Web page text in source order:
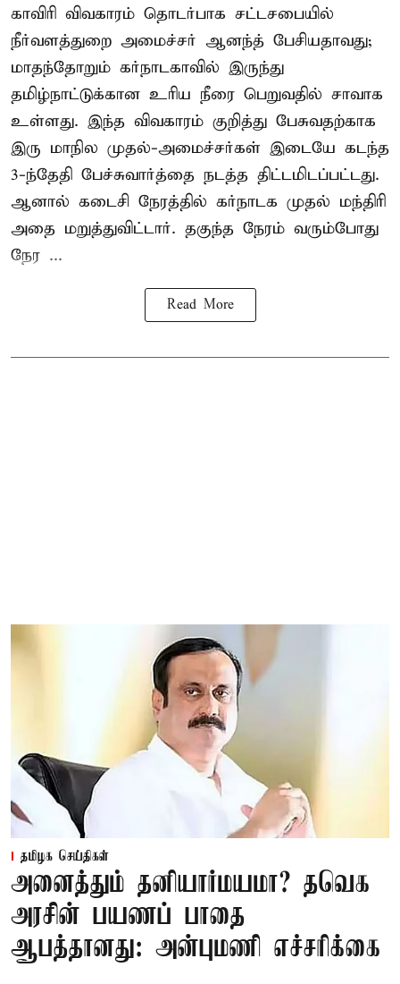
காவிரி விவகாரம் தொடர்பாக சட்டசபையில்
நீர்வளத்துறை அமைச்சர் ஆனந்த் பேசியதாவது;
மாதந்தோறும் கர்நாடகாவில் இருந்து
தமிழ்நாட்டுக்கான உரிய நீரை பெறுவதில் சாவாக
உள்ளது. இந்த விவகாரம் குறித்து பேசுவதற்காக
இரு மாநில முதல்-அமைச்சர்கள் இடையே கடந்த
3-ந்தேதி பேச்சுவார்த்தை நடத்த திட்டமிடப்பட்டது.
ஆனால் கடைசி நேரத்தில் கர்நாடக முதல் மந்திரி
அதை மறுத்துவிட்டார். தகுந்த நேரம் வரும்போது
நேர ...
Read More
தமிழக செய்திகள்
அனைத்தும் தனியார்மயமா? தவெக
அரசின் பயணப் பாதை
ஆபத்தானது: அன்புமணி எச்சரிக்கை